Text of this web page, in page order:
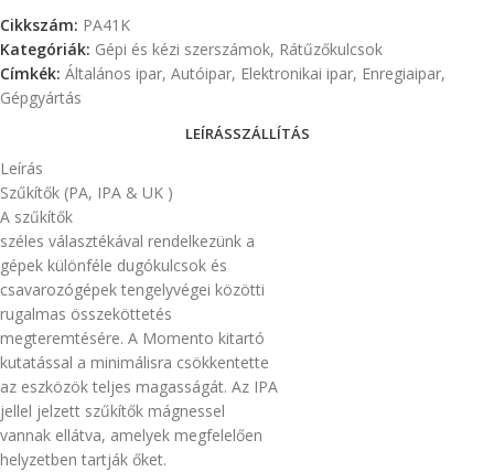
Cikkszám: PA41K
Kategóriák: Gépi és kézi szerszámok, Rátűzőkulcsok
Címkék: Általános ipar, Autóipar, Elektronikai ipar, Enregiaipar,
Gépgyártás
LEÍRÁSSZÁLLÍTÁS
Leírás
Szűkítők (PA, IPA & UK )
A szűkítők
széles választékával rendelkezünk a
gépek különféle dugókulcsok és
csavarozógépek tengelyvégei közötti
rugalmas összeköttetés
megteremtésére. A Momento kitartó
kutatással a minimálisra csökkentette
az eszközök teljes magasságát. Az IPA
jellel jelzett szűkítők mágnessel
vannak ellátva, amelyek megfelelően
helyzetben tartják őket.